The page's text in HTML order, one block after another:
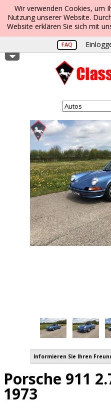
Wir verwenden Cookies, um
Nutzung unserer Website.
Website erklären Sie sich mit
FAQ
Informieren Sie Ihren
Porsche 911
1973